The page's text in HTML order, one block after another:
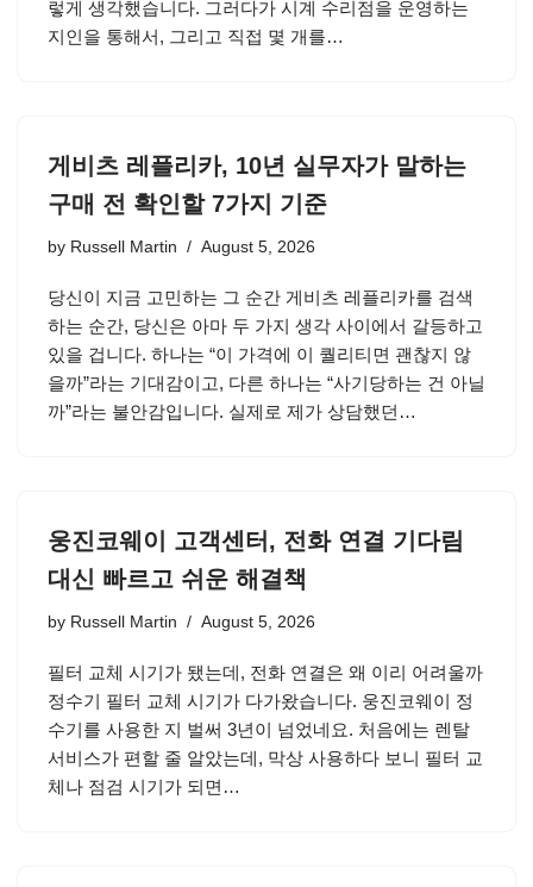
렇게 생각했습니다. 그러다가 시계 수리점을 운영하는
지인을 통해서, 그리고 직접 몇 개를…
게비츠 레플리카, 10년 실무자가 말하는
구매 전 확인할 7가지 기준
by Russell Martin August 5, 2026
당신이 지금 고민하는 그 순간 게비츠 레플리카를 검색
하는 순간, 당신은 아마 두 가지 생각 사이에서 갈등하고
있을 겁니다. 하나는 “이 가격에 이 퀄리티면 괜찮지 않
을까”라는 기대감이고, 다른 하나는 “사기당하는 건 아닐
까”라는 불안감입니다. 실제로 제가 상담했던…
웅진코웨이 고객센터, 전화 연결 기다림
대신 빠르고 쉬운 해결책
by Russell Martin August 5, 2026
필터 교체 시기가 됐는데, 전화 연결은 왜 이리 어려울까
정수기 필터 교체 시기가 다가왔습니다. 웅진코웨이 정
수기를 사용한 지 벌써 3년이 넘었네요. 처음에는 렌탈
서비스가 편할 줄 알았는데, 막상 사용하다 보니 필터 교
체나 점검 시기가 되면…